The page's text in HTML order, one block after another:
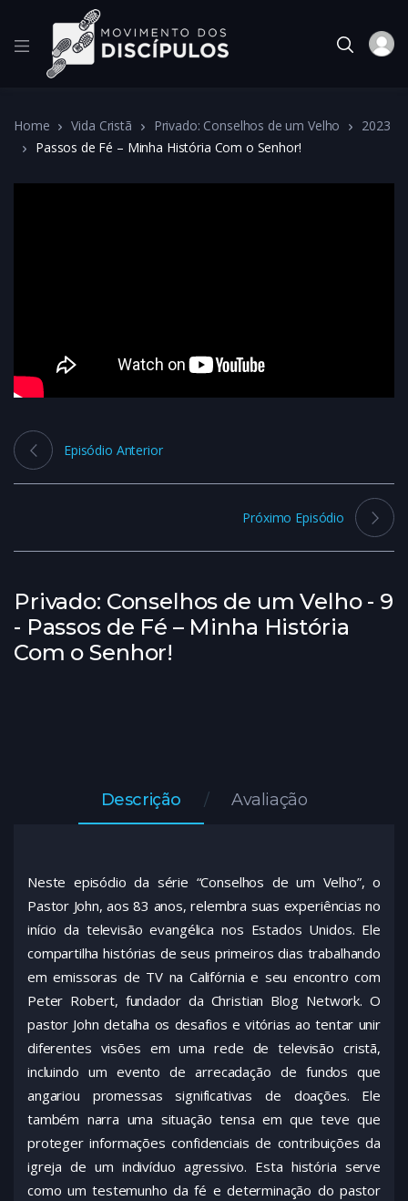
Home Vida Cristã Privado: Conselhos de um Velho
2023
Passos de Fé – Minha História Com o Senhor!
Privado: Conselhos de um Velho - 9
- Passos de Fé – Minha História
Com o Senhor!
Episódio Anterior
Próximo Episódio
Descrição Avaliação
Neste episódio da série “Conselhos de um Velho”, o
Pastor John, aos 83 anos, relembra suas experiências no
início da televisão evangélica nos Estados Unidos. Ele
compartilha histórias de seus primeiros dias trabalhando
em emissoras de TV na Califórnia e seu encontro com
Peter Robert, fundador da Christian Blog Network. O
pastor John detalha os desafios e vitórias ao tentar unir
diferentes visões em uma rede de televisão cristã,
incluindo um evento de arrecadação de fundos que
angariou promessas significativas de doações. Ele
também narra uma situação tensa em que teve que
proteger informações confidenciais de contribuições da
igreja de um indivíduo agressivo. Esta história serve
como um testemunho da fé e determinação do pastor